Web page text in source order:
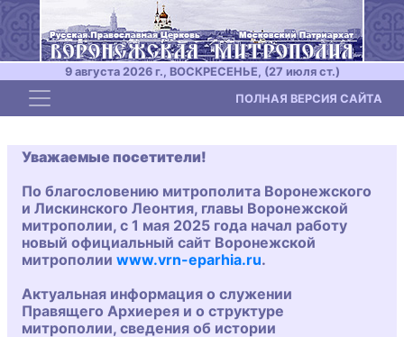
9 августа 2026 г., ВОСКРЕСЕНЬЕ, (27 июля ст.)
Toggle navigation ПОЛНАЯ ВЕРСИЯ САЙТА
Уважаемые посетители!
По благословению митрополита Воронежского
и Лискинского Леонтия, главы Воронежской
митрополии, с 1 мая 2025 года начал работу
новый официальный сайт Воронежской
митрополии www.vrn-eparhia.ru.
Актуальная информация о служении
Правящего Архиерея и о структуре
митрополии, сведения об истории